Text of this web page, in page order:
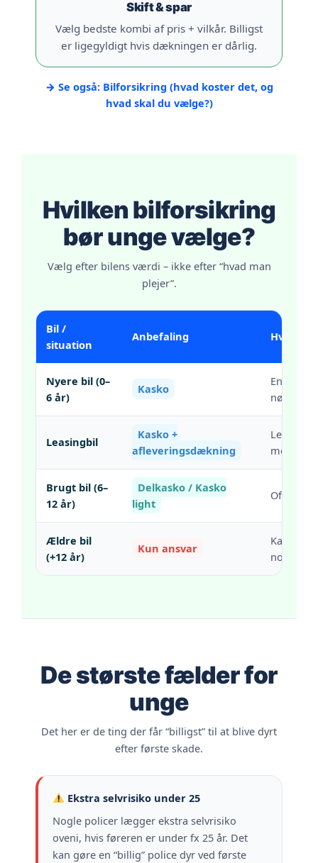
Skift & spar
Vælg bedste kombi af pris + vilkår. Billigst
er ligegyldigt hvis dækningen er dårlig.
→ Se også: Bilforsikring (hvad koster det, og
hvad skal du vælge?)
Hvilken bilforsikring
bør unge vælge?
Vælg efter bilens værdi – ikke efter “hvad man
plejer”.
Bil /
situation
Anbefaling Hvorfor?
Nyere bil (0–
6 år)
Kasko
En
Leasingbil
Kasko +
afleveringsdækning
Leasing
mod
Brugt bil (6–
12 år)
Delkasko / Kasko
light
Ofte
Ældre bil
(+12 år)
Kun ansvar
nok.
De største fælder for
unge
Det her er de ting der får “billigst” til at blive dyrt
efter første skade.
Ekstra selvrisiko under 25
Nogle policer lægger ekstra selvrisiko
oveni, hvis føreren er under fx 25 år. Det
kan gøre en “billig” police dyr ved første